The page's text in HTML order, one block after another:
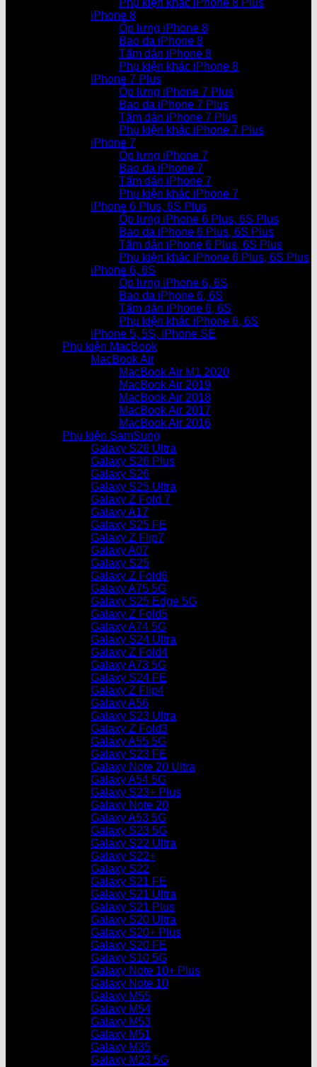
Phụ kiện khác iPhone 8 Plus
iPhone 8
Ốp lưng iPhone 8
Bao da iPhone 8
Tấm dán iPhone 8
Phụ kiện khác iPhone 8
iPhone 7 Plus
Ốp lưng iPhone 7 Plus
Bao da iPhone 7 Plus
Tấm dán iPhone 7 Plus
Phụ kiện khác iPhone 7 Plus
iPhone 7
Ốp lưng iPhone 7
Bao da iPhone 7
Tấm dán iPhone 7
Phụ kiện khác iPhone 7
iPhone 6 Plus, 6S Plus
Ốp lưng iPhone 6 Plus, 6S Plus
Bao da iPhone 6 Plus, 6S Plus
Tấm dán iPhone 6 Plus, 6S Plus
Phụ kiện khác iPhone 6 Plus, 6S Plus
iPhone 6, 6S
Ốp lưng iPhone 6, 6S
Bao da iPhone 6, 6S
Tấm dán iPhone 6, 6S
Phụ kiện khác iPhone 6, 6S
iPhone 5, 5S, iPhone SE
Phụ kiện MacBook
MacBook Air
MacBook Air M1 2020
MacBook Air 2019
MacBook Air 2018
MacBook Air 2017
MacBook Air 2016
Phụ kiện SamSung
Galaxy S26 Ultra
Galaxy S26 Plus
Galaxy S26
Galaxy S25 Ultra
Galaxy Z Fold 7
Galaxy A17
Galaxy S25 FE
Galaxy Z Flip7
Galaxy A07
Galaxy S25
Galaxy Z Fold6
Galaxy A75 5G
Galaxy S25 Edge 5G
Galaxy Z Fold5
Galaxy A74 5G
Galaxy S24 Ultra
Galaxy Z Fold4
Galaxy A73 5G
Galaxy S24 FE
Galaxy Z Flip4
Galaxy A56
Galaxy S23 Ultra
Galaxy Z Fold3
Galaxy A55 5G
Galaxy S23 FE
Galaxy Note 20 Ultra
Galaxy A54 5G
Galaxy S23+ Plus
Galaxy Note 20
Galaxy A53 5G
Galaxy S23 5G
Galaxy S22 Ultra
Galaxy S22+
Galaxy S22
Galaxy S21 FE
Galaxy S21 Ultra
Galaxy S21 Plus
Galaxy S20 Ultra
Galaxy S20+ Plus
Galaxy S20 FE
Galaxy S10 5G
Galaxy Note 10+ Plus
Galaxy Note 10
Galaxy M55
Galaxy M54
Galaxy M53
Galaxy M51
Galaxy M35
Galaxy M23 5G